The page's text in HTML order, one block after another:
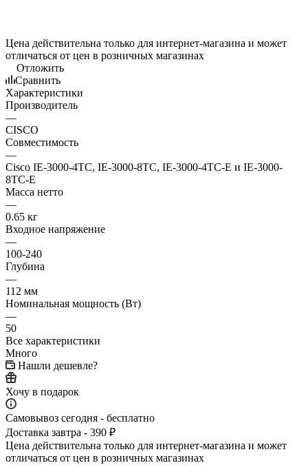
Цена действительна только для интернет-магазина и может
отличаться от цен в розничных магазинах
Отложить
Сравнить
Характеристики
Производитель
—
CISCO
Совместимость
—
Cisco IE-3000-4TC, IE-3000-8TC, IE-3000-4TC-E и IE-3000-
8TC-E
Масса нетто
—
0.65 кг
Входное напряжение
—
100-240
Глубина
—
112 мм
Номинальная мощность (Вт)
—
50
Все характеристики
Много
Нашли дешевле?
Хочу в подарок
Самовывоз сегодня - бесплатно
Доставка завтра - 390 ₽
Цена действительна только для интернет-магазина и может
отличаться от цен в розничных магазинах